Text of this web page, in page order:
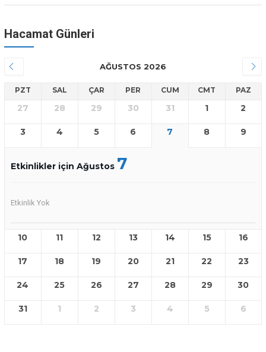
Hacamat Günleri
AĞUSTOS 2026
PZT SAL ÇAR PER CUM CMT PAZ
27 28 29 30 31 1 2
3 4 5 6 7 8 9
Etkinlikler için Ağustos 7
Etkinlik Yok
10 11 12 13 14 15 16
17 18 19 20 21 22 23
24 25 26 27 28 29 30
31 1 2 3 4 5 6